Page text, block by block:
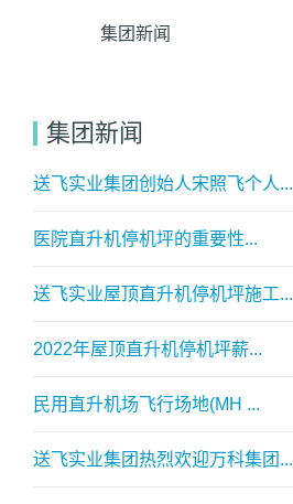
集团新闻
集团新闻
送飞实业集团创始人宋照飞个人...
医院直升机停机坪的重要性...
送飞实业屋顶直升机停机坪施工...
2022年屋顶直升机停机坪薪...
民用直升机场飞行场地(MH ...
送飞实业集团热烈欢迎万科集团...